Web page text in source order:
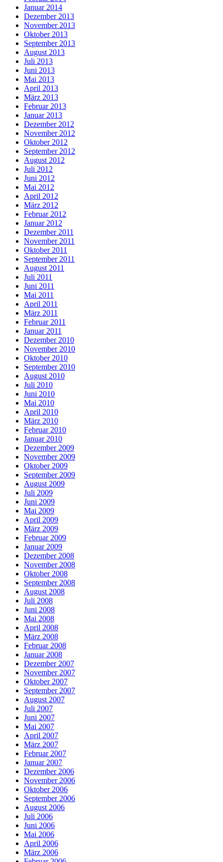
Januar 2014
Dezember 2013
November 2013
Oktober 2013
September 2013
August 2013
Juli 2013
Juni 2013
Mai 2013
April 2013
März 2013
Februar 2013
Januar 2013
Dezember 2012
November 2012
Oktober 2012
September 2012
August 2012
Juli 2012
Juni 2012
Mai 2012
April 2012
März 2012
Februar 2012
Januar 2012
Dezember 2011
November 2011
Oktober 2011
September 2011
August 2011
Juli 2011
Juni 2011
Mai 2011
April 2011
März 2011
Februar 2011
Januar 2011
Dezember 2010
November 2010
Oktober 2010
September 2010
August 2010
Juli 2010
Juni 2010
Mai 2010
April 2010
März 2010
Februar 2010
Januar 2010
Dezember 2009
November 2009
Oktober 2009
September 2009
August 2009
Juli 2009
Juni 2009
Mai 2009
April 2009
März 2009
Februar 2009
Januar 2009
Dezember 2008
November 2008
Oktober 2008
September 2008
August 2008
Juli 2008
Juni 2008
Mai 2008
April 2008
März 2008
Februar 2008
Januar 2008
Dezember 2007
November 2007
Oktober 2007
September 2007
August 2007
Juli 2007
Juni 2007
Mai 2007
April 2007
März 2007
Februar 2007
Januar 2007
Dezember 2006
November 2006
Oktober 2006
September 2006
August 2006
Juli 2006
Juni 2006
Mai 2006
April 2006
März 2006